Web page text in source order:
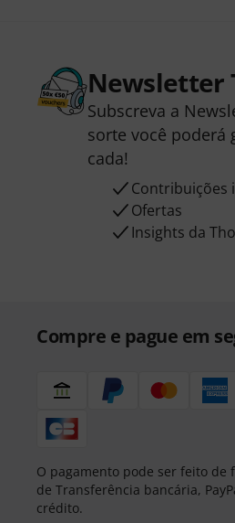
Newsletter
Subscreva a
sorte você poderá
cada!
Contribuições
Ofertas
Insights da
Compre e pague em
O pagamento pode ser feito de
de Transferência bancária,
crédito.